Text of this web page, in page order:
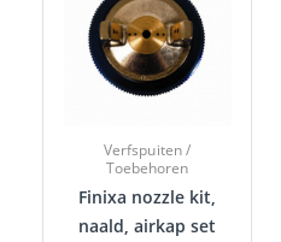
Verfspuiten /
Toebehoren
Finixa nozzle kit,
naald, airkap set
meerdere
gekozen
worden